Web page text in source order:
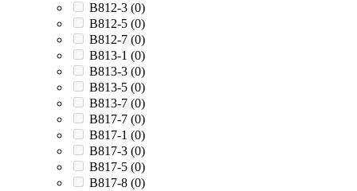
B812-3 (0)
B812-5 (0)
B812-7 (0)
B813-1 (0)
B813-3 (0)
B813-5 (0)
B813-7 (0)
B817-7 (0)
B817-1 (0)
B817-3 (0)
B817-5 (0)
B817-8 (0)